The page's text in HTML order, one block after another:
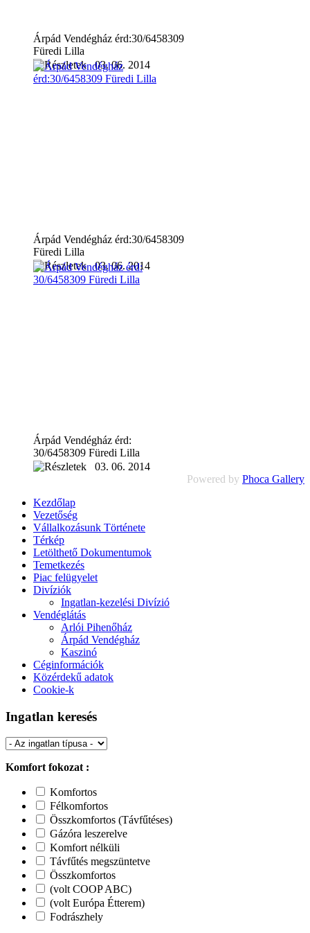
Árpád Vendégház érd:30/6458309
Füredi Lilla
03. 06. 2014
Árpád Vendégház érd:30/6458309
Füredi Lilla
03. 06. 2014
Árpád Vendégház érd:
30/6458309 Füredi Lilla
03. 06. 2014
Powered by Phoca Gallery
Kezdőlap
Vezetőség
Vállalkozásunk Története
Térkép
Letölthető Dokumentumok
Temetkezés
Piac felügyelet
Divíziók
Ingatlan-kezelési Divízió
Vendéglátás
Arlói Pihenőház
Árpád Vendégház
Kaszinó
Céginformációk
Közérdekű adatok
Cookie-k
Ingatlan keresés
Komfort fokozat :
Komfortos
Félkomfortos
Összkomfortos (Távfűtéses)
Gázóra leszerelve
Komfort nélküli
Távfűtés megszüntetve
Összkomfortos
(volt COOP ABC)
(volt Európa Étterem)
Fodrászhely